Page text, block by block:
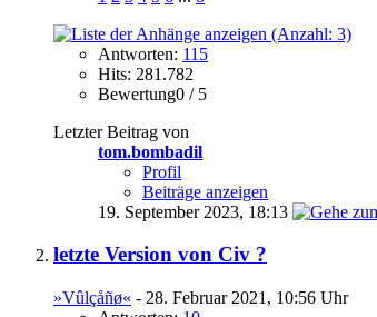
Antworten: 115
Hits: 281.782
Bewertung0 / 5
Letzter Beitrag von
tom.bombadil
Profil
Beiträge anzeigen
19. September 2023, 18:13
letzte Version von Civ ?
»Vûlçåñø« - 28. Februar 2021, 10:56 Uhr